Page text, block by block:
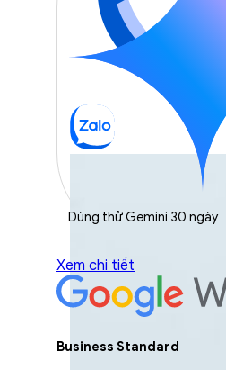
Dùng thử Gemini 30 ngày
Xem chi tiết
Business Standard